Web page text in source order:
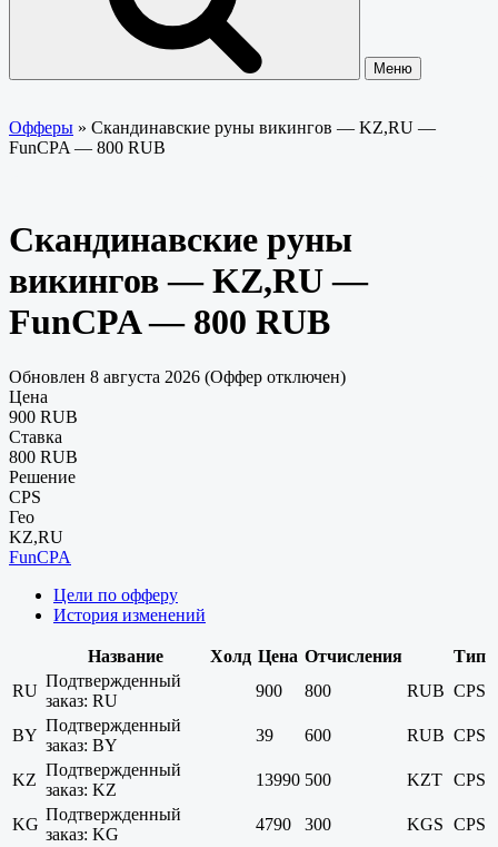
Меню
Офферы » Скандинавские руны викингов — KZ,RU —
FunCPA — 800 RUB
Скандинавские руны
викингов — KZ,RU —
FunCPA — 800 RUB
Обновлен 8 августа 2026 (Оффер отключен)
Цена
900 RUB
Ставка
800 RUB
Решение
CPS
Гео
KZ,RU
FunCPA
Цели по офферу
История изменений
Название Холд Цена Отчисления
Тип
RU
Подтвержденный
заказ: RU
900 800 RUB CPS
BY
Подтвержденный
заказ: BY
39 600 RUB CPS
KZ
Подтвержденный
заказ: KZ
13990 500 KZT CPS
KG
Подтвержденный
заказ: KG
4790 300 KGS CPS